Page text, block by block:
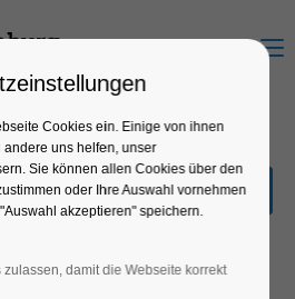
Menu
Viktor
Cookies ein. Einige von ihnen
uns helfen, unser
Sie können allen Cookies über den
oder Ihre Auswahl vornehmen
akzeptieren" speichern.
damit die Webseite korrekt